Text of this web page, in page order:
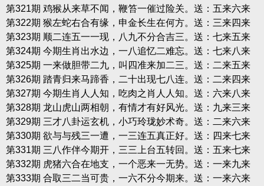
第321期 鸡猴从来草不闻，鞭笞一催过险关。送：五来六来
第322期 猴左蛇右合有缘，申金长生在何方。送：三来四来
第323期 顺二连五一一现，八九不分合吉三。送：七来五来
第324期 今期生肖出水边，一八追忆二难忘。送：七来八来
第325期 一来做胆带二九，叫四准来加二三。送：二来五来
第326期 踏青归来马蹄香，二十出现七八连。送：二来四来
第327期 今期生肖人人知，吃肉之肖人人知。送：六来八来
第328期 龙山虎山两相朝，有情才有好风光。送：九来三来
第329期 三才八卦运玄机，小巧玲珑妙术奇。送：二来六来
第330期 欲与与残三一遭，一三连五真正好。送：四来七来
第331期 三八作伴今期开，三三上台五转回。送：五来七来
第332期 虎猪六合在地支，一个恶来一无势。送：一来九来
第333期 合取三二当可贵，一六不分今期来。送：一来六来